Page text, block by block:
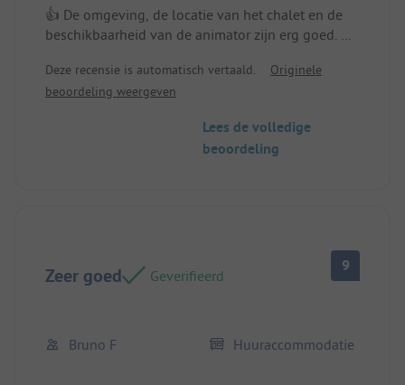
👍 De omgeving, de locatie van het chalet en de
beschikbaarheid van de animator zijn erg goed. De
fijn, alles is van hout, het terras is ruim, er is
servies, de badkamer is schoon en er is voldoende
Deze recensie is automatisch vertaald.
Originele
beoordeling weergeven
Lees de volledige
beoordeling
Zeer goed Geverifieerd
9
Bruno F Huuraccommodatie